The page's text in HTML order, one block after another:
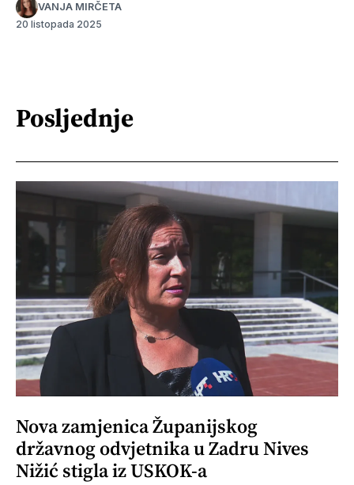
VANJA MIRČETA
20 listopada 2025
Posljednje
Nova zamjenica Županijskog
državnog odvjetnika u Zadru Nives
Nižić stigla iz USKOK-a